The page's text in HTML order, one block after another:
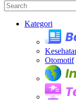
Kategori
Otomotif